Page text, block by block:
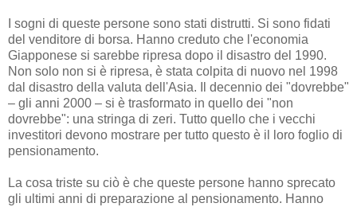
I sogni di queste persone sono stati distrutti. Si sono fidati
del venditore di borsa. Hanno creduto che l'economia
Giapponese si sarebbe ripresa dopo il disastro del 1990.
Non solo non si è ripresa, è stata colpita di nuovo nel 1998
dal disastro della valuta dell'Asia. Il decennio dei "dovrebbe"
– gli anni 2000 – si è trasformato in quello dei "non
dovrebbe": una stringa di zeri. Tutto quello che i vecchi
investitori devono mostrare per tutto questo è il loro foglio di
pensionamento.
La cosa triste su ciò è che queste persone hanno sprecato
gli ultimi anni di preparazione al pensionamento. Hanno